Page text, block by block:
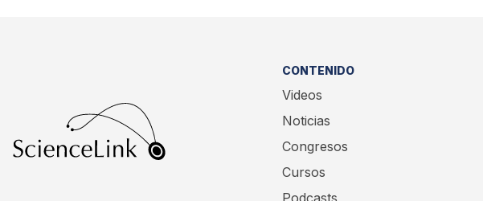
CONTENIDO
Videos
Noticias
Congresos
Cursos